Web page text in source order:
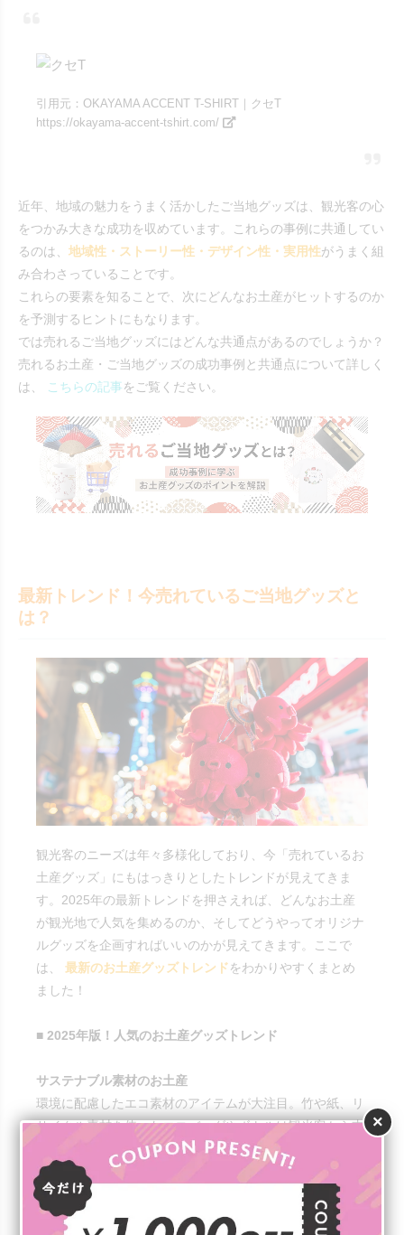
×
引用元：OKAYAMA ACCENT T-SHIRT｜クセT
https://okayama-accent-tshirt.com/
近年、地域の魅力をうまく活かしたご当地グッズは、観光客の心
をつかみ大きな成功を収めています。これらの事例に共通してい
るのは、 地域性・ストーリー性・デザイン性・実用性がうまく組
み合わさっていることです。
これらの要素を知ることで、次にどんなお土産がヒットするのか
を予測するヒントにもなります。
では売れるご当地グッズにはどんな共通点があるのでしょうか？
売れるお土産・ご当地グッズの成功事例と共通点について詳しく
は、
こちらの記事をご覧ください。
最新トレンド！今売れているご当地グッズと
は？
観光客のニーズは年々多様化しており、今「売れているお
土産グッズ」にもはっきりとしたトレンドが見えてきま
す。2025年の最新トレンドを押さえれば、どんなお土産
が観光地で人気を集めるのか、そしてどうやってオリジナ
ルグッズを企画すればいいのかが見えてきます。ここで
は、最新のお土産グッズトレンドをわかりやすくまとめ
ました！
■ 2025年版！人気のお土産グッズトレンド
サステナブル素材のお土産
環境に配慮したエコ素材のアイテムが大注目。竹や紙、リ
サイクル素材を使ったエコバッグやボトルは観光客から支
持されています。最近では、
自治体主導でエコを打ち出
したグッズ
も増え、観光PRの一環としても注目度が高ま
っています。エコ＝おしゃれという流れが広がり、観光客
だけでなく地元住民にも人気が広がっています。